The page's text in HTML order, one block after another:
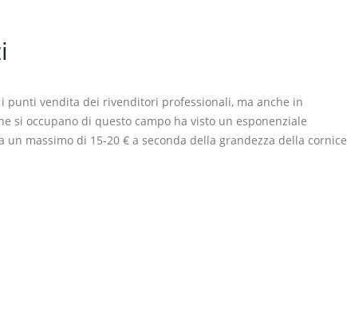
punti vendita dei rivenditori professionali, ma anche in
si occupano di questo campo ha visto un esponenziale
massimo di 15-20 € a seconda della grandezza della cornice